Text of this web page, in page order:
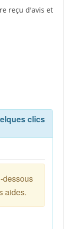
reçu d'avis et